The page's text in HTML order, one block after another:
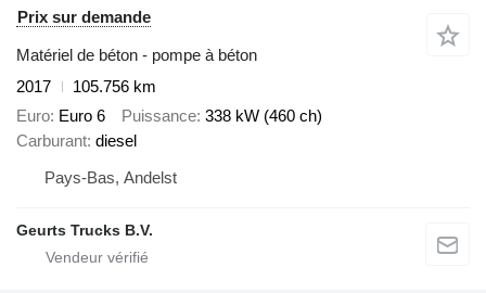
Prix sur demande
Matériel de béton - pompe à béton
2017
105.756 km
Euro Euro 6 Puissance 338 kW (460 ch)
Carburant diesel
Pays-Bas, Andelst
Geurts Trucks B.V.